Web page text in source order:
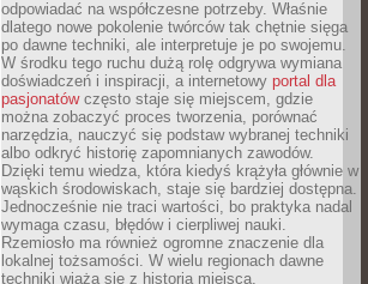
odpowiadać na współczesne potrzeby. Właśnie
dlatego nowe pokolenie twórców tak chętnie sięga
po dawne techniki, ale interpretuje je po swojemu.
W środku tego ruchu dużą rolę odgrywa wymiana
doświadczeń i inspiracji, a internetowy portal dla
pasjonatówczęsto staje się miejscem, gdzie
można zobaczyć proces tworzenia, porównać
narzędzia, nauczyć się podstaw wybranej techniki
albo odkryć historię zapomnianych zawodów.
Dzięki temu wiedza, która kiedyś krążyła głównie w
wąskich środowiskach, staje się bardziej dostępna.
Jednocześnie nie traci wartości, bo praktyka nadal
wymaga czasu, błędów i cierpliwej nauki.
Rzemiosło ma również ogromne znaczenie dla
lokalnej tożsamości. W wielu regionach dawne
techniki wiążą się z historią miejsca,